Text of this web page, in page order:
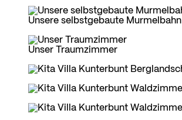
Unsere selbstgebaute Murmelbahn
Unser Traumzimmer